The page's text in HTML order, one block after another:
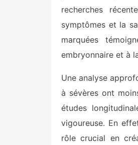
recherches
symptômes et la
marquées
embryonnaire et à
Une analyse
à sévères ont
études
vigoureuse. En
rôle crucial en